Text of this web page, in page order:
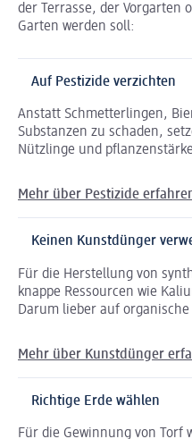
der Terrasse, der Vorgarten
Garten werden soll:
Auf Pestizide verzichten
Anstatt Schmetterlingen,
Substanzen zu schaden,
Nützlinge und
Mehr über Pestizide
Keinen Kunstdünger
Für die Herstellung von
knappe Ressourcen wie
Darum lieber auf
Mehr über Kunstdünger
Richtige Erde wählen
Für die Gewinnung von Torf